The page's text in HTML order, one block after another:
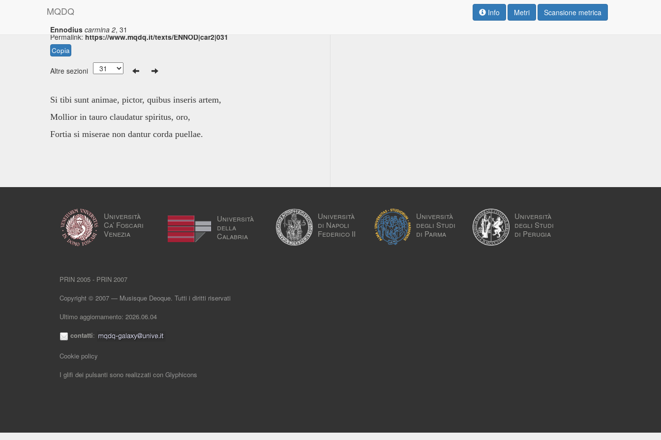
MQDQ Info Metri
Scansione metrica
Ennodius carmina 2, 31
Permalink: https://www.mqdq.it/texts/ENNOD|car2|031
Copia
Altre sezioni
Si tibi sunt animae, pictor, quibus inseris artem,
Mollior in tauro claudatur spiritus, oro,
Fortia si miserae non dantur corda puellae.
Università
Ca’ Foscari
Venezia
Università
della
Calabria
Università
di Napoli
Federico II
Università
degli Studi
di Parma
Università
degli Studi
di Perugia
PRIN 2005 - PRIN 2007
Copyright © 2007 — Musisque Deoque. Tutti i diritti riservati
Ultimo aggiornamento: 2026.06.04
contatti:
Cookie policy
I glifi dei pulsanti sono realizzati con Glyphicons